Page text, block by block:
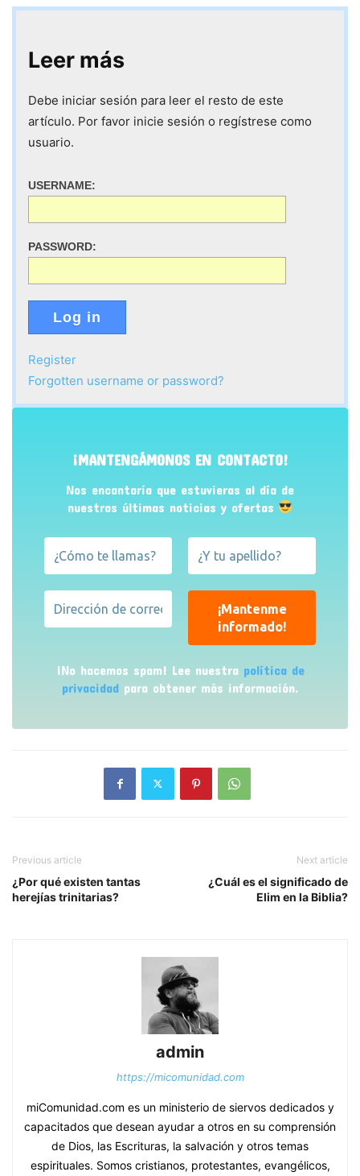
Leer más
Debe iniciar sesión para leer el resto de este
artículo. Por favor inicie sesión o regístrese como
usuario.
USERNAME:
PASSWORD:
Log in
Register
Forgotten username or password?
¡MANTENGÁMONOS EN CONTACTO!
Nos encantaría que estuvieras al día de
nuestras últimas noticias y ofertas
¡No hacemos spam! Lee nuestra política de
privacidad para obtener más información.
Previous article
¿Por qué existen tantas
herejías trinitarias?
Next article
¿Cuál es el significado de
Elim en la Biblia?
admin
https://micomunidad.com
miComunidad.com es un ministerio de siervos dedicados y
capacitados que desean ayudar a otros en su comprensión
de Dios, las Escrituras, la salvación y otros temas
espirituales. Somos cristianos, protestantes, evangélicos,